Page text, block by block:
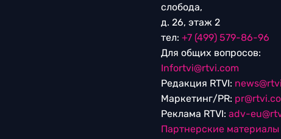
слобода,
д. 26, этаж 2
тел: +7 (499) 579-86-96
Для общих вопросов:
Infortvi@rtvi.com
Редакция RTVI:
Маркетинг/PR:
Реклама RTVI: adv-
Партнерские материалы